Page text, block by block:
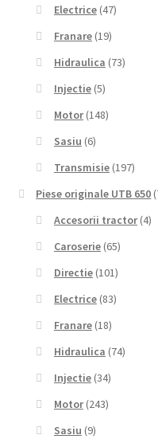
Electrice (47)
Franare (19)
Hidraulica (73)
Injectie (5)
Motor (148)
Sasiu (6)
Transmisie (197)
Piese originale UTB 650
Accesorii tractor (4)
Caroserie (65)
Directie (101)
Electrice (83)
Franare (18)
Hidraulica (74)
Injectie (34)
Motor (243)
Sasiu (9)